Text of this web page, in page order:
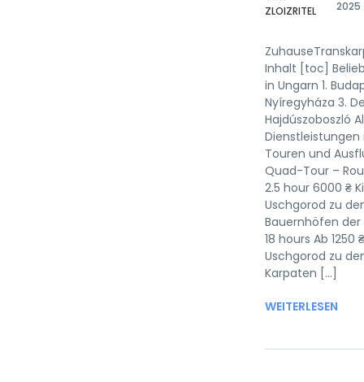
ZLOIZRITEL
2025
Inhalt [toc]
in Ungarn 1.
Nyíregyháza 3.
Hajdúszoboszló
Dienstleistungen
Touren und
Quad-Tour –
2.5 hour 6000 ₴
Uschgorod zu
Bauernhöfen
18 hours Ab 1250
Uschgorod zu
Karpaten [...]
WEITERLESEN